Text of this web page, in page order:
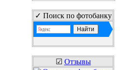
✓ Поиск по фотобанку
☑ Отзывы